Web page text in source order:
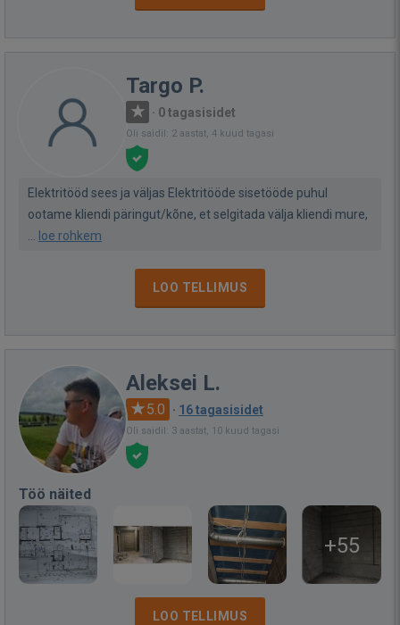
Targo P.
· 0 tagasisidet
Oli saidil: 2 aastat, 4 kuud tagasi
Elektritööd sees ja väljas Elektritööde sisetööde puhul
ootame kliendi päringut/kõne, et selgitada välja kliendi mure,
loe rohkem
LOO TELLIMUS
Aleksei L.
5.0 · 16 tagasisidet
Oli saidil: 3 aastat, 10 kuud tagasi
Töö näited
+55
LOO TELLIMUS